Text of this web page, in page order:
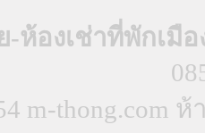
ห้องเช่าที่พักเมื
m-thong.com